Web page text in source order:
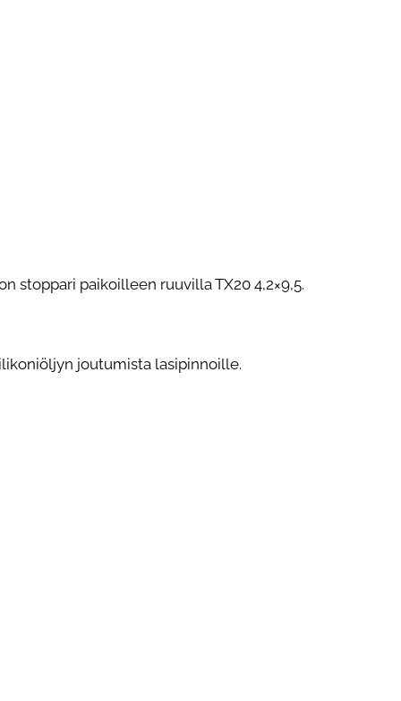
stoppari paikoilleen ruuvilla TX20 4,2×9,5.
joutumista lasipinnoille.